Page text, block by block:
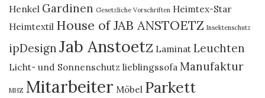
Henkel Gardinen Gesetzliche Vorschriften Heimtex-Star
Heimtextil House of JAB ANSTOETZ Insektenschutz
ipDesign Jab Anstoetz Laminat Leuchten
Licht- und Sonnenschutz lieblingssofa Manufaktur
MHZ Mitarbeiter Möbel Parkett